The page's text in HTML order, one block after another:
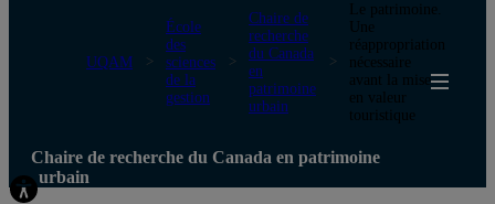
UQAM
École
des
sciences
de la
gestion
Chaire de
recherche
du Canada
en
patrimoine
urbain
Le patrimoine.
Une
réappropriation
nécessaire
avant la mise
en valeur
touristique
Chaire de recherche du Canada en patrimoine
urbain